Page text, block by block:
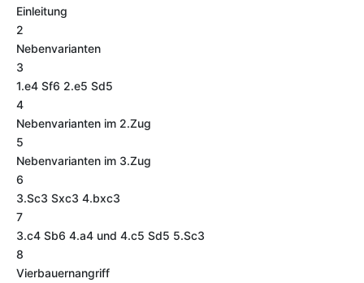
Einleitung
2
Nebenvarianten
3
1.e4 Sf6 2.e5 Sd5
4
Nebenvarianten im 2.Zug
5
Nebenvarianten im 3.Zug
6
3.Sc3 Sxc3 4.bxc3
7
3.c4 Sb6 4.a4 und 4.c5 Sd5 5.Sc3
8
Vierbauernangriff